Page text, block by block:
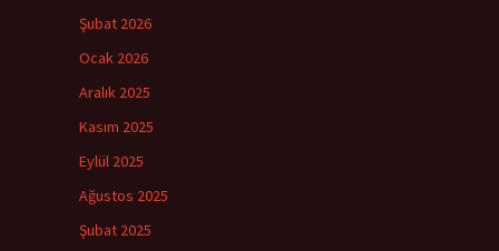
Şubat 2026
Ocak 2026
Aralık 2025
Kasım 2025
Eylül 2025
Ağustos 2025
Şubat 2025